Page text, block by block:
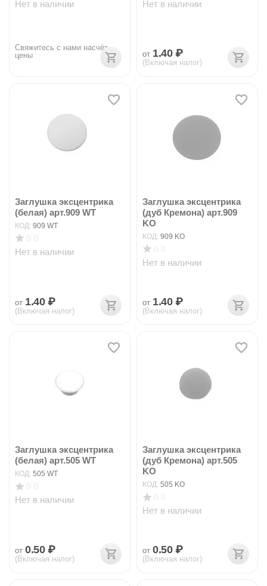
Нет в наличии
Свяжитесь с нами насчёт
цены
Нет в наличии
от 1.40 ₽
(Включая налог)
Заглушка эксцентрика
(белая) арт.909 WT
КОД: 909 WT
Нет в наличии
от 1.40 ₽
(Включая налог)
Заглушка эксцентрика
(дуб Кремона) арт.909
KO
КОД: 909 KO
Нет в наличии
от 1.40 ₽
(Включая налог)
Заглушка эксцентрика
(белая) арт.505 WT
КОД: 505 WT
Нет в наличии
от 0.50 ₽
(Включая налог)
Заглушка эксцентрика
(дуб Кремона) арт.505
KO
КОД: 505 KO
Нет в наличии
от 0.50 ₽
(Включая налог)